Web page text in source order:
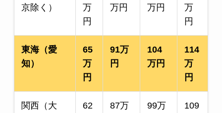
京除く）
万
円
万円
万円
万
円
東海（愛
知）
65
万
円
91万
円
104
万円
114
万
円
関西（大
62
87万
99万
109